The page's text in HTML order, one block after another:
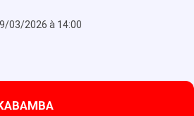
03/2026 à 14:00